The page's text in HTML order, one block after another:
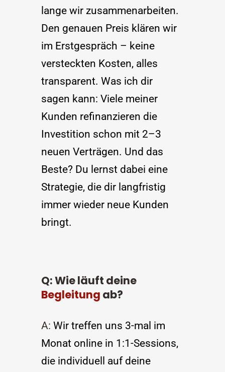
lange wir zusammenarbeiten.
Den genauen Preis klären wir
im Erstgespräch – keine
versteckten Kosten, alles
transparent. Was ich dir
sagen kann: Viele meiner
Kunden refinanzieren die
Investition schon mit 2–3
neuen Verträgen. Und das
Beste? Du lernst dabei eine
Strategie, die dir langfristig
immer wieder neue Kunden
bringt.
Begleitung ab?
A: Wir treffen uns 3-mal im
Monat online in 1:1-Sessions,
die individuell auf deine